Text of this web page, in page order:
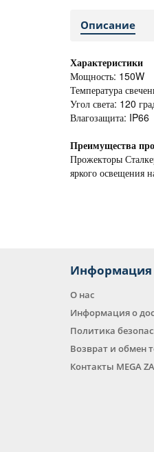
Описание
Характеристики
Мощность: 150W
Температура
Угол света: 120
Влагозащита: IP66
Преимущества
Прожекторы
яркого освещения
Информация
О нас
Информация о
Политика
Возврат и обмен
Контакты MEGA